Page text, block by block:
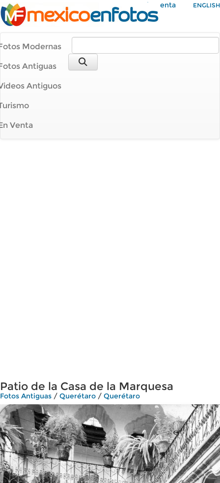
Mi Cuenta ENGLISH
Modernas
Antiguas
Antiguos
Venta
Patio de la Casa de la Marquesa
Fotos Antiguas / Querétaro / Querétaro